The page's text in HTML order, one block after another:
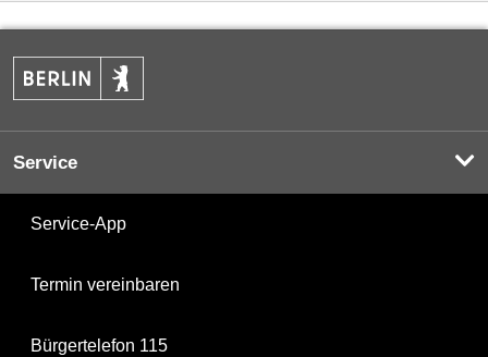
Service
Service-App
Termin vereinbaren
Bürgertelefon 115